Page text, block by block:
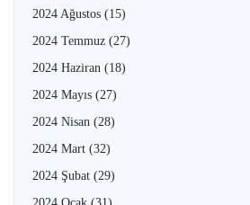
2024 Ağustos (15)
2024 Temmuz (27)
2024 Haziran (18)
2024 Mayıs (27)
2024 Nisan (28)
2024 Mart (32)
2024 Şubat (29)